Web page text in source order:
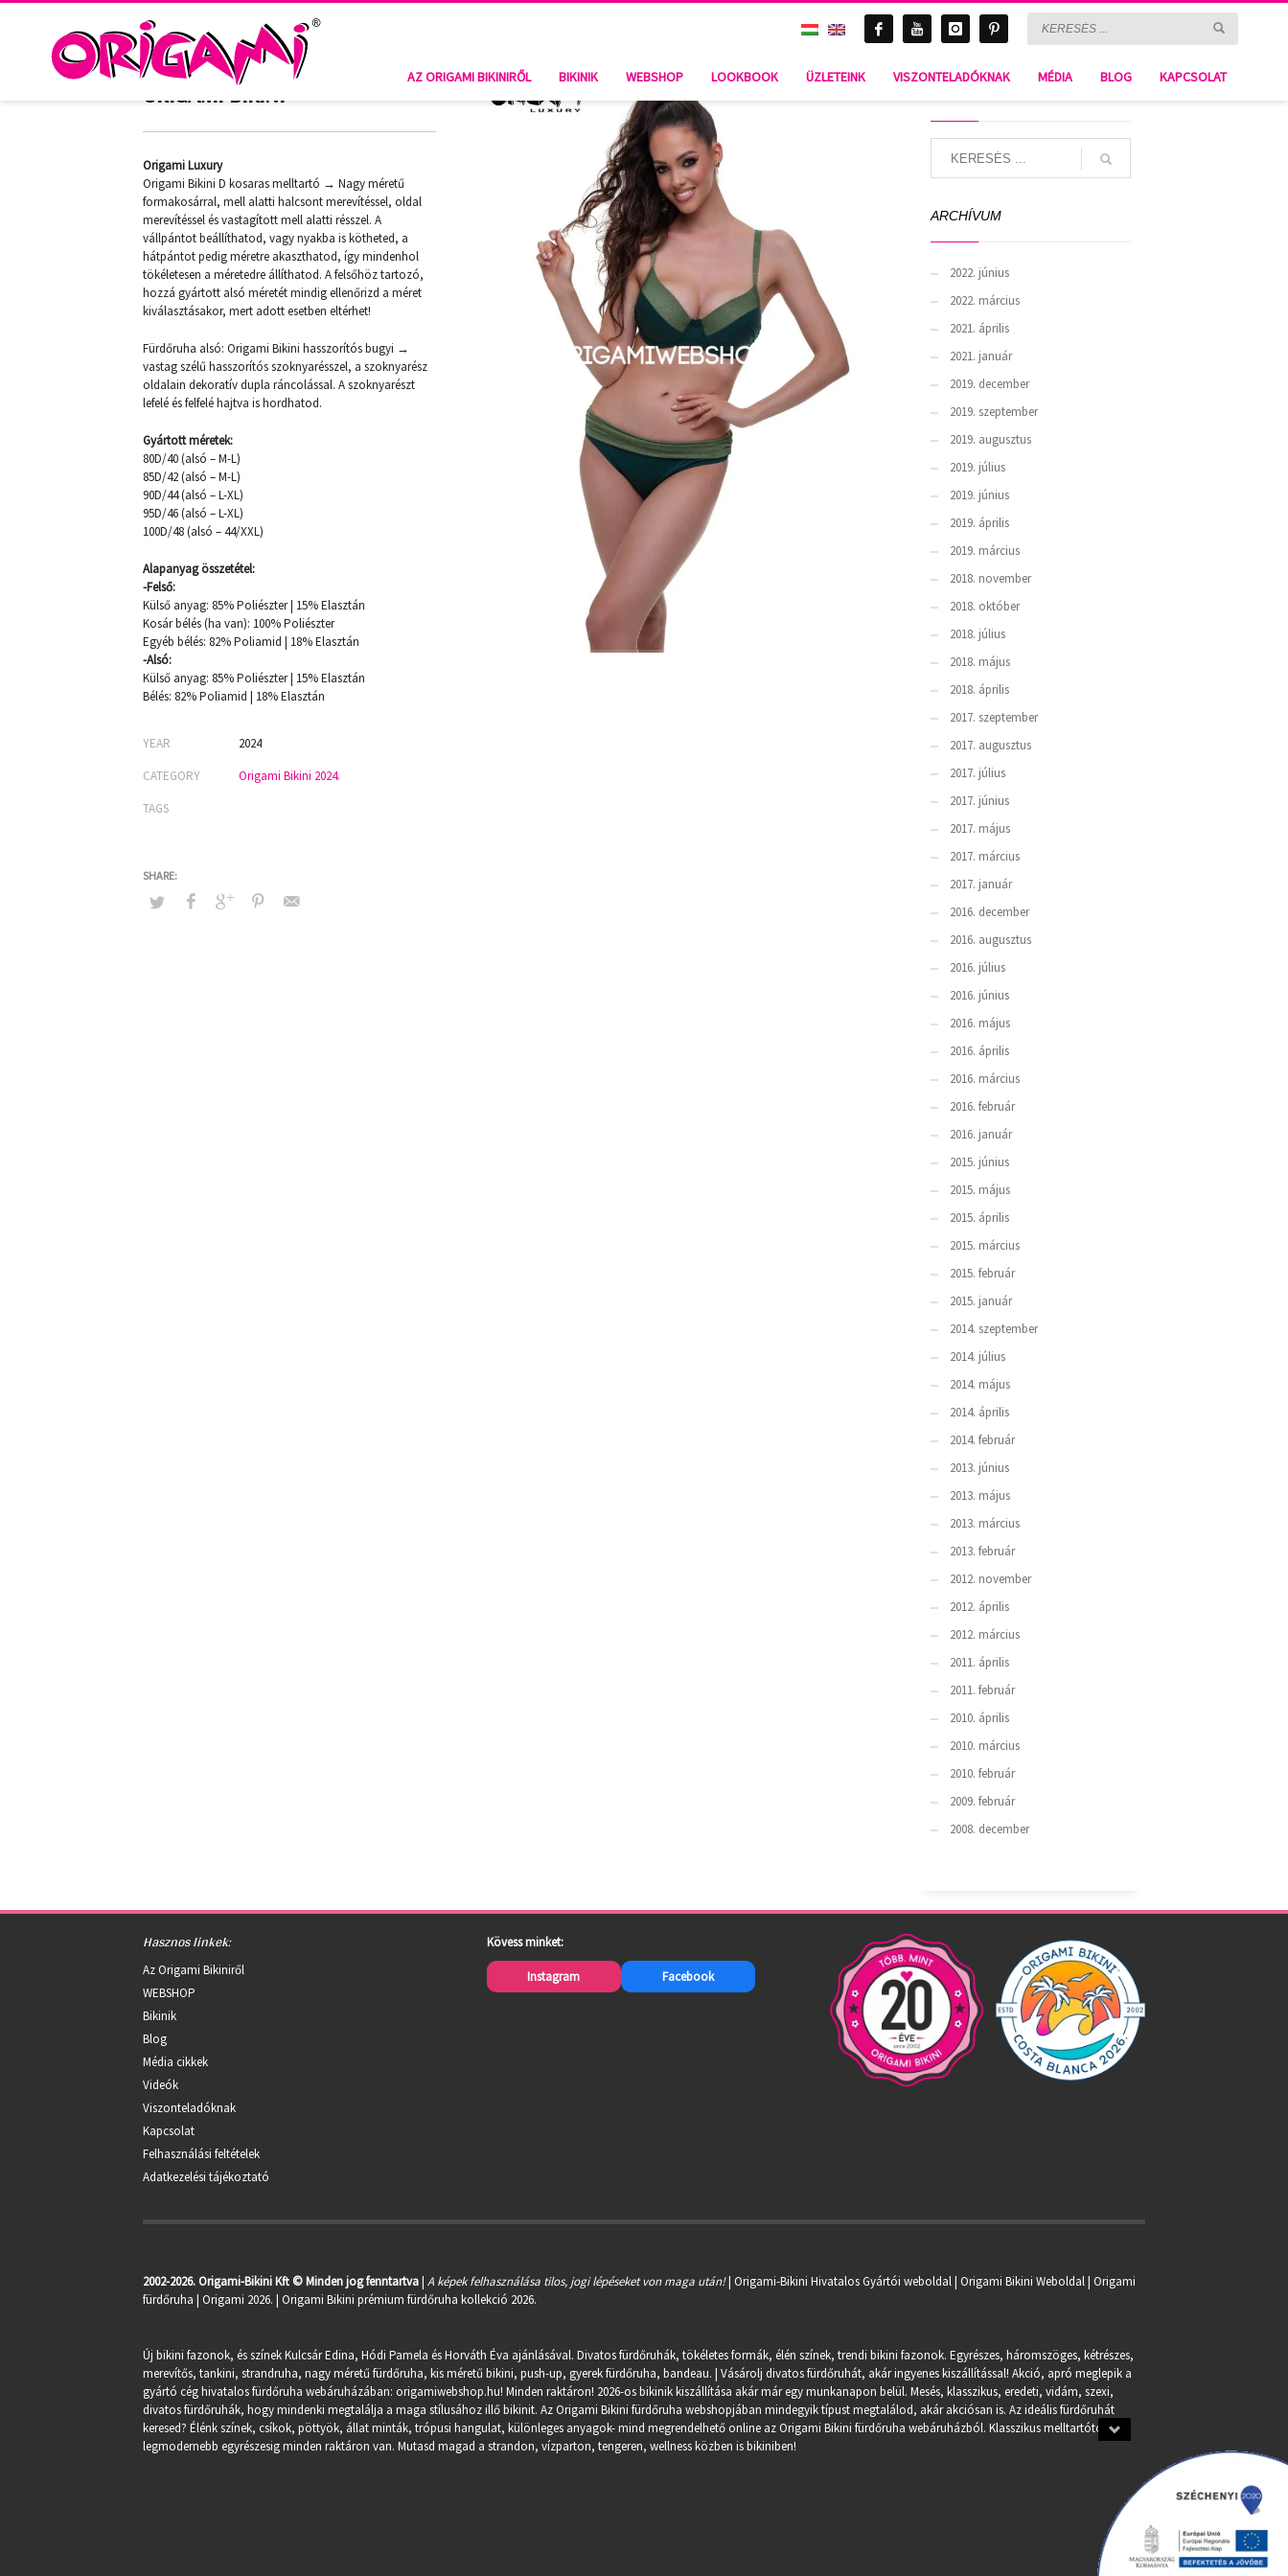
AZ ORIGAMI BIKINIRŐL BIKINIK WEBSHOP LOOKBOOK ÜZLETEINK VISZONTELADÓKNAK MÉDIA BLOG KAPCSOLAT
BELIZE OLIVE DM-LX-457
ORIGAMI BIKINI
Origami Luxury
Origami Bikini D kosaras melltartó → Nagy méretű
formakosárral, mell alatti halcsont merevítéssel, oldal
merevítéssel és vastagított mell alatti résszel. A
vállpántot beállíthatod, vagy nyakba is kötheted, a
hátpántot pedig méretre akaszthatod, így mindenhol
tökéletesen a méretedre állíthatod. A felsőhöz tartozó,
hozzá gyártott alsó méretét mindig ellenőrizd a méret
kiválasztásakor, mert adott esetben eltérhet!
Fürdőruha alsó: Origami Bikini hasszorítós bugyi →
vastag szélű hasszorítós szoknyarésszel, a szoknyarész
oldalain dekoratív dupla ráncolással. A szoknyarészt
lefelé és felfelé hajtva is hordhatod.
Gyártott méretek:
80D/40 (alsó – M-L)
85D/42 (alsó – M-L)
90D/44 (alsó – L-XL)
95D/46 (alsó – L-XL)
100D/48 (alsó – 44/XXL)
Alapanyag összetétel:
-Felső:
Külső anyag: 85% Poliészter | 15% Elasztán
Kosár bélés (ha van): 100% Poliészter
Egyéb bélés: 82% Poliamid | 18% Elasztán
-Alsó:
Külső anyag: 85% Poliészter | 15% Elasztán
Bélés: 82% Poliamid | 18% Elasztán
YEAR
2024
CATEGORY
Origami Bikini 2024.
TAGS
ARCHÍVUM
2022. június
2022. március
2021. április
2021. január
2019. december
2019. szeptember
2019. augusztus
2019. július
2019. június
2019. április
2019. március
2018. november
2018. október
2018. július
2018. május
2018. április
2017. szeptember
2017. augusztus
2017. július
2017. június
2017. május
2017. március
2017. január
2016. december
2016. augusztus
2016. július
2016. június
2016. május
2016. április
2016. március
2016. február
2016. január
2015. június
2015. május
2015. április
2015. március
2015. február
2015. január
2014. szeptember
2014. július
2014. május
2014. április
2014. február
2013. június
2013. május
2013. március
2013. február
2012. november
2012. április
2012. március
2011. április
2011. február
2010. április
2010. március
2010. február
2009. február
2008. december
Hasznos linkek:
Az Origami Bikiniről
WEBSHOP
Bikinik
Blog
Média cikkek
Videók
Viszonteladóknak
Kapcsolat
Felhasználási feltételek
Adatkezelési tájékoztató
Kövess minket:
Instagram Facebook
2002-2026. Origami-Bikini Kft © Minden jog fenntartva|A képek felhasználása tilos, jogi lépéseket von maga után!| Origami-Bikini Hivatalos Gyártói weboldal | Origami Bikini Weboldal |Origami
fürdőruha | Origami 2026. | Origami Bikini prémium fürdőruha kollekció 2026.
Új bikini fazonok, és színek Kulcsár Edina, Hódi Pamela és Horváth Éva ajánlásával. Divatos fürdőruhák, tökéletes formák, élén színek, trendi bikini fazonok. Egyrészes, háromszöges, kétrészes,
merevítős, tankini, strandruha, nagy méretű fürdőruha, kis méretű bikini, push-up, gyerek fürdőruha, bandeau. | Vásárolj divatos fürdőruhát, akár ingyenes kiszállítással! Akció, apró meglepik a
gyártó cég hivatalos fürdőruha webáruházában: origamiwebshop.hu! Minden raktáron! 2026-os bikinik kiszállítása akár már egy munkanapon belül. Mesés, klasszikus, eredeti, vidám, szexi,
divatos fürdőruhák, hogy mindenki megtalálja a maga stílusához illő bikinit. Az Origami Bikini fürdőruha webshopjában mindegyik típust megtalálod, akár akciósan is. Az ideális fürdőruhát
keresed? Élénk színek, csíkok, pöttyök, állat minták, trópusi hangulat, különleges anyagok- mind megrendelhető online az Origami Bikini fürdőruha webáruházból. Klasszikus melltartótól a
legmodernebb egyrészesig minden raktáron van. Mutasd magad a strandon, vízparton, tengeren, wellness közben is bikiniben!